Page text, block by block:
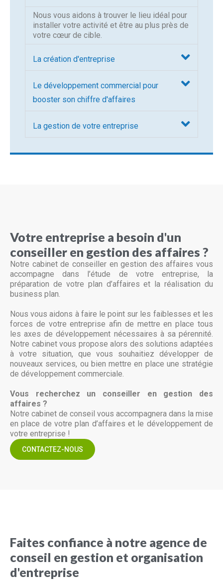
Nous vous aidons à trouver le lieu idéal pour
installer votre activité et être au plus près de
votre cœur de cible.
La création d'entreprise
Le développement commercial pour
booster son chiffre d'affaires
La gestion de votre entreprise
Votre entreprise a besoin d'un
conseiller en gestion des affaires ?
Notre cabinet de conseiller en gestion des affaires vous
accompagne dans l’étude de votre entreprise, la
préparation de votre plan d’affaires et la réalisation du
business plan.
Nous vous aidons à faire le point sur les faiblesses et les
forces de votre entreprise afin de mettre en place tous
les axes de développement nécessaires à sa pérennité.
Notre cabinet vous propose alors des solutions adaptées
à votre situation, que vous souhaitiez développer de
nouveaux services, ou bien mettre en place une stratégie
de développement commerciale.
Vous recherchez un conseiller en gestion des
affaires ?
Notre cabinet de conseil vous accompagnera dans la mise
en place de votre plan d’affaires et le développement de
votre entreprise !
CONTACTEZ-NOUS
Faites confiance à notre agence de
conseil en gestion et organisation
d'entreprise